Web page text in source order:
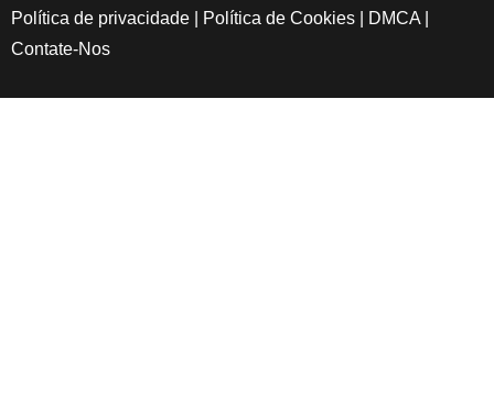
Política de privacidade
Política de Cookies DMCA
Contate-Nos